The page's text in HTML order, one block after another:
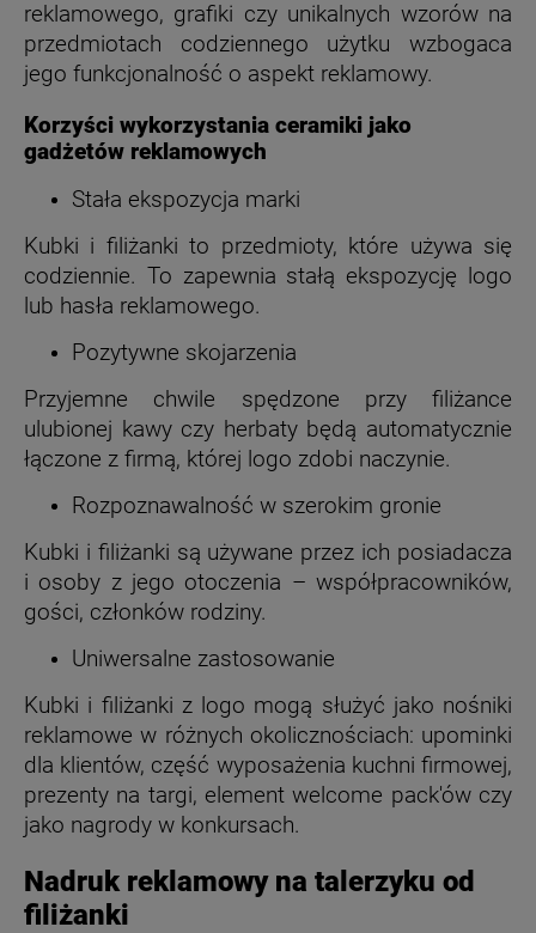
reklamowego, grafiki czy unikalnych wzorów na
przedmiotach codziennego użytku wzbogaca
jego funkcjonalność o aspekt reklamowy.
Korzyści wykorzystania ceramiki jako
gadżetów reklamowych
Stała ekspozycja marki
Kubki i filiżanki to przedmioty, które używa się
codziennie. To zapewnia stałą ekspozycję logo
lub hasła reklamowego.
Pozytywne skojarzenia
Przyjemne chwile spędzone przy filiżance
ulubionej kawy czy herbaty będą automatycznie
łączone z firmą, której logo zdobi naczynie.
Rozpoznawalność w szerokim gronie
Kubki i filiżanki są używane przez ich posiadacza
i osoby z jego otoczenia – współpracowników,
gości, członków rodziny.
Uniwersalne zastosowanie
Kubki i filiżanki z logo mogą służyć jako nośniki
reklamowe w różnych okolicznościach: upominki
dla klientów, część wyposażenia kuchni firmowej,
prezenty na targi, element welcome pack'ów czy
jako nagrody w konkursach.
Nadruk reklamowy na talerzyku od
filiżanki